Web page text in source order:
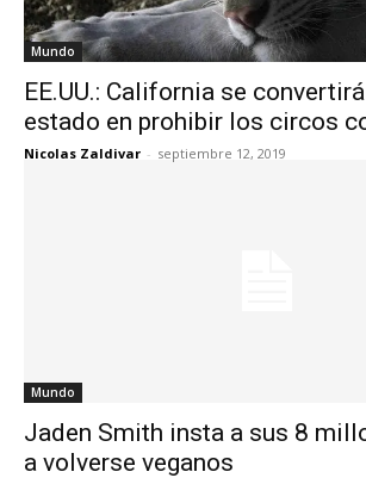
Mundo
EE.UU.: California se
estado en prohibir los circos
Nicolas Zaldivar - septiembre 12, 2019
Mundo
Jaden Smith insta a sus 8
a volverse veganos